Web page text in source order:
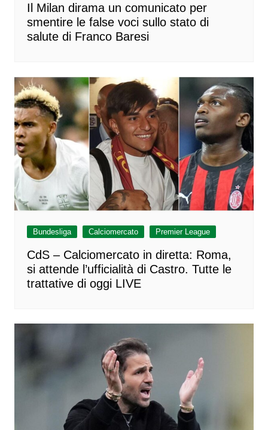
Il Milan dirama un comunicato per
smentire le false voci sullo stato di
salute di Franco Baresi
Bundesliga Calciomercato Premier League
CdS – Calciomercato in diretta: Roma,
si attende l’ufficialità di Castro. Tutte le
trattative di oggi LIVE